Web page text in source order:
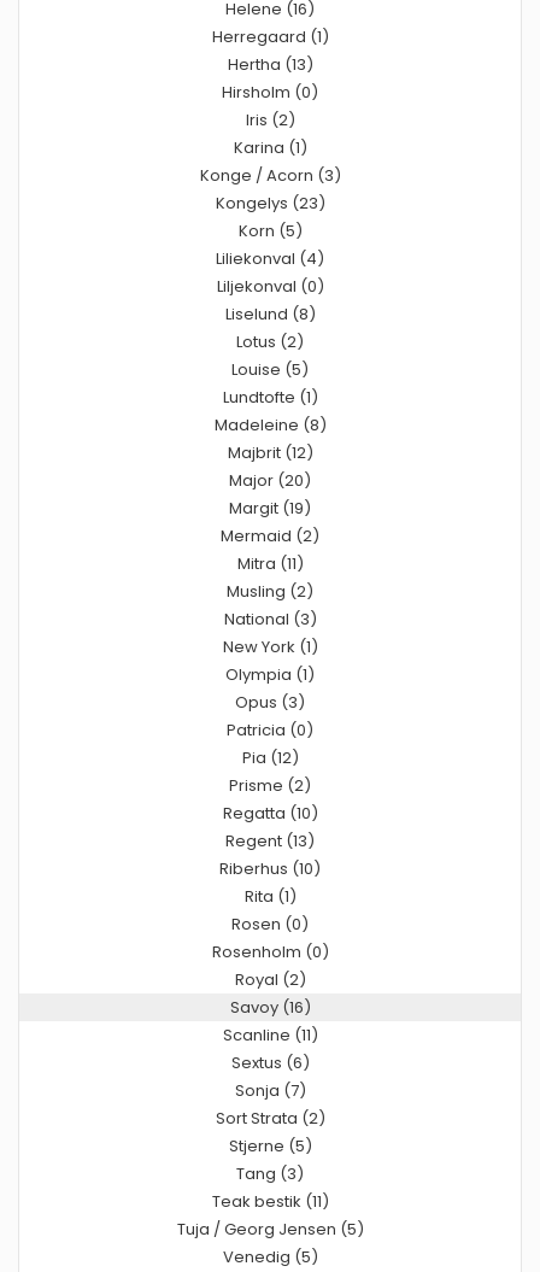
Helene (16)
Herregaard (1)
Hertha (13)
Hirsholm (0)
Iris (2)
Karina (1)
Konge / Acorn (3)
Kongelys (23)
Korn (5)
Liliekonval (4)
Liljekonval (0)
Liselund (8)
Lotus (2)
Louise (5)
Lundtofte (1)
Madeleine (8)
Majbrit (12)
Major (20)
Margit (19)
Mermaid (2)
Mitra (11)
Musling (2)
National (3)
New York (1)
Olympia (1)
Opus (3)
Patricia (0)
Pia (12)
Prisme (2)
Regatta (10)
Regent (13)
Riberhus (10)
Rita (1)
Rosen (0)
Rosenholm (0)
Royal (2)
Savoy (16)
Scanline (11)
Sextus (6)
Sonja (7)
Sort Strata (2)
Stjerne (5)
Tang (3)
Teak bestik (11)
Tuja / Georg Jensen (5)
Venedig (5)